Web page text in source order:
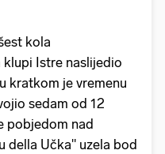
kola
Istre naslijedio
kratkom je vremenu
sedam od 12
pobjedom nad
della Učka" uzela bod